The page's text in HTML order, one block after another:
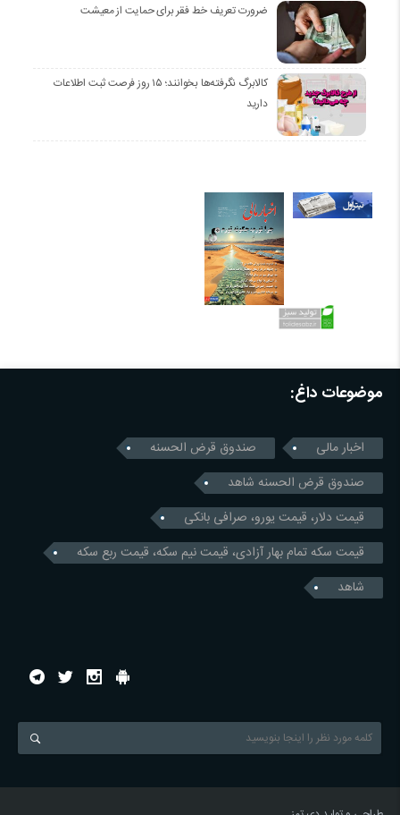
ضرورت تعریف خط فقر برای حمایت از معیشت
کالابرگ نگرفته‌ها بخوانند؛ ۱۵ روز فرصت ثبت اطلاعات
دارید
موضوعات داغ:
اخبار مالی
صندوق قرض الحسنه
صندوق قرض الحسنه شاهد
قیمت دلار، قیمت یورو، صرافی بانکی
قیمت سکه تمام بهار آزادی، قیمت نیم سکه، قیمت ربع سکه
شاهد